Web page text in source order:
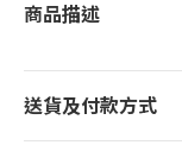
商品描述
送貨及付款方式